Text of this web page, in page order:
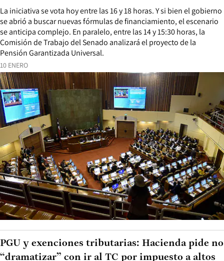
10 ENERO
La iniciativa se vota hoy entre las 16 y 18 horas. Y si bien el gobierno
se abrió a buscar nuevas fórmulas de financiamiento, el escenario
se anticipa complejo. En paralelo, entre las 14 y 15:30 horas, la
Comisión de Trabajo del Senado analizará el proyecto de la
Pensión Garantizada Universal.
PGU y exenciones tributarias: Hacienda pide no
“dramatizar” con ir al TC por impuesto a altos